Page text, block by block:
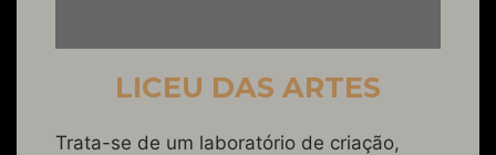
LICEU DAS ARTES
Trata-se de um laboratório de criação,